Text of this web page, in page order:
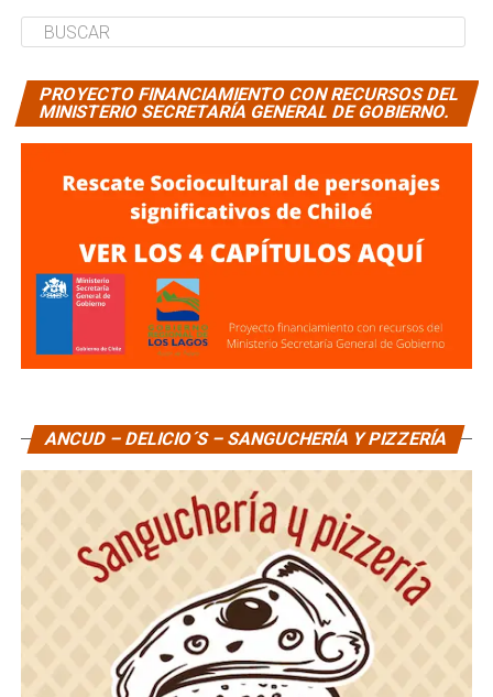
PROYECTO FINANCIAMIENTO CON RECURSOS DEL
MINISTERIO SECRETARÍA GENERAL DE GOBIERNO.
ANCUD – DELICIO´S – SANGUCHERÍA Y PIZZERÍA